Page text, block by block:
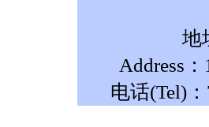
地
Address
电话(Tel)